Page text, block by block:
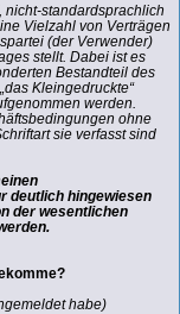
nicht-standardsprachlich
Vielzahl von Verträgen
(der Verwender)
stellt. Dabei ist es
Bestandteil des
Kleingedruckte“
werden.
ohne
sie verfasst sind
deutlich hingewiesen
der wesentlichen
habe)